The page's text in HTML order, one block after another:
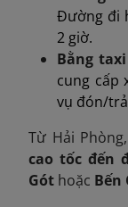
Đường đi
2 giờ.
Bằng
cung cấp
vụ đón/
Từ Hải
cao tốc đến
Gót hoặc Bến